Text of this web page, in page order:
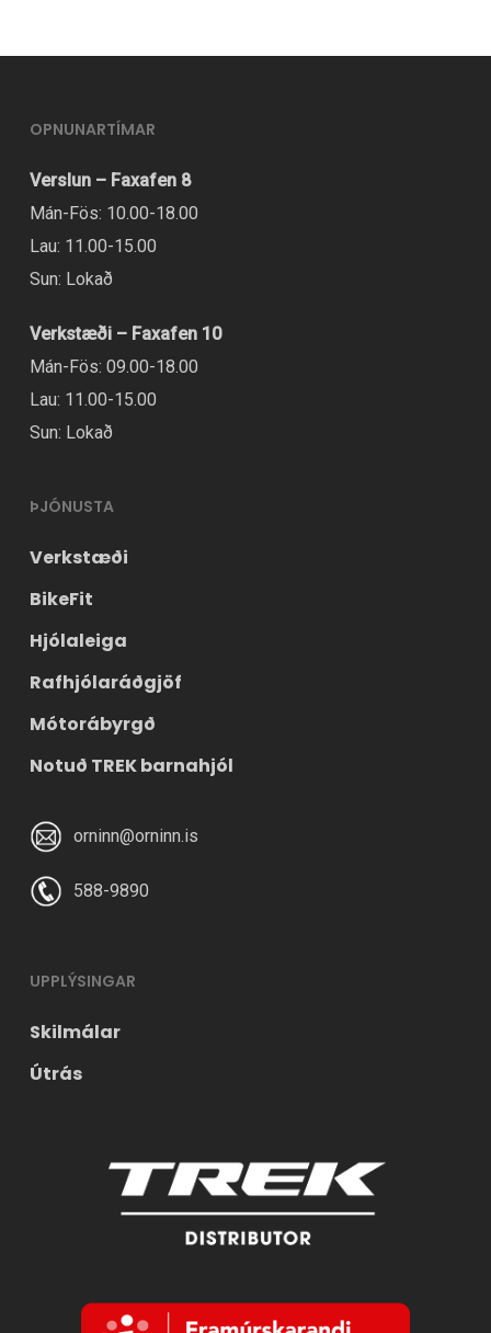
OPNUNARTÍMAR
Verslun – Faxafen 8
Mán-Fös: 10.00-18.00
Lau: 11.00-15.00
Sun: Lokað
Verkstæði – Faxafen 10
Mán-Fös: 09.00-18.00
Lau: 11.00-15.00
Sun: Lokað
ÞJÓNUSTA
Verkstæði
BikeFit
Hjólaleiga
Rafhjólaráðgjöf
Mótorábyrgð
Notuð TREK barnahjól
orninn@orninn.is
588-9890
UPPLÝSINGAR
Skilmálar
Útrás